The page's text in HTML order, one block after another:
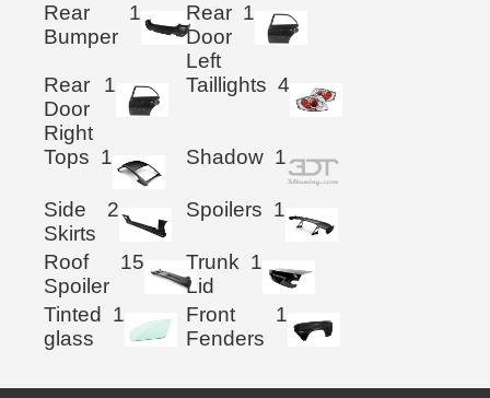
Rear
Bumper
1
Rear
Door
Left
1
Rear
Door
Right
1 Taillights 4
Tops 1 Shadow 1
Side
Skirts
2 Spoilers 1
Roof
Spoiler
15
Trunk
Lid
1
Tinted
glass
1
Front
Fenders
1